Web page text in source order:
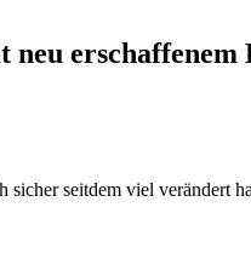
erschaffenem
sicher seitdem viel verändert